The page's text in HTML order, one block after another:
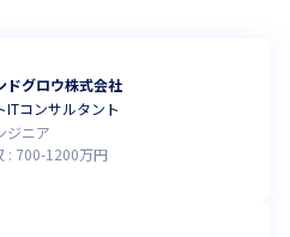
ドグロウ株式会社
ITコンサルタント
ジニア
: 700-1200万円